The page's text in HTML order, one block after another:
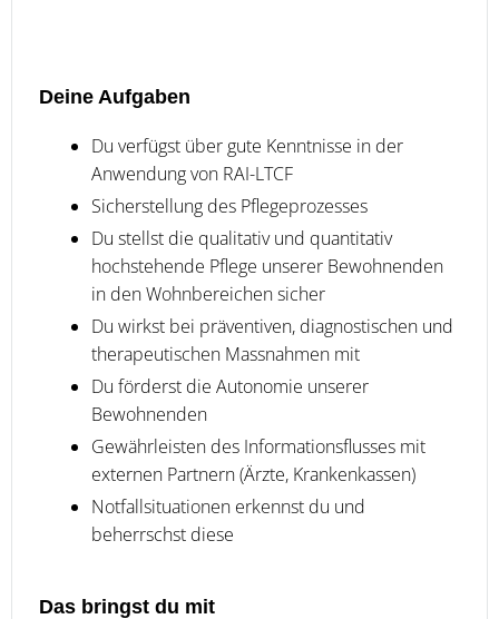
Deine Aufgaben
Du verfügst über gute Kenntnisse in der
Anwendung von RAI-LTCF
Sicherstellung des Pflegeprozesses
Du stellst die qualitativ und quantitativ
hochstehende Pflege unserer Bewohnenden
in den Wohnbereichen sicher
Du wirkst bei präventiven, diagnostischen und
therapeutischen Massnahmen mit
Du förderst die Autonomie unserer
Bewohnenden
Gewährleisten des Informationsflusses mit
externen Partnern (Ärzte, Krankenkassen)
Notfallsituationen erkennst du und
beherrschst diese
Das bringst du mit